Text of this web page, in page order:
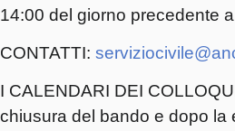
14:00 del giorno precedente
CONTATTI:
I CALENDARI DEI
chiusura del bando e dopo la